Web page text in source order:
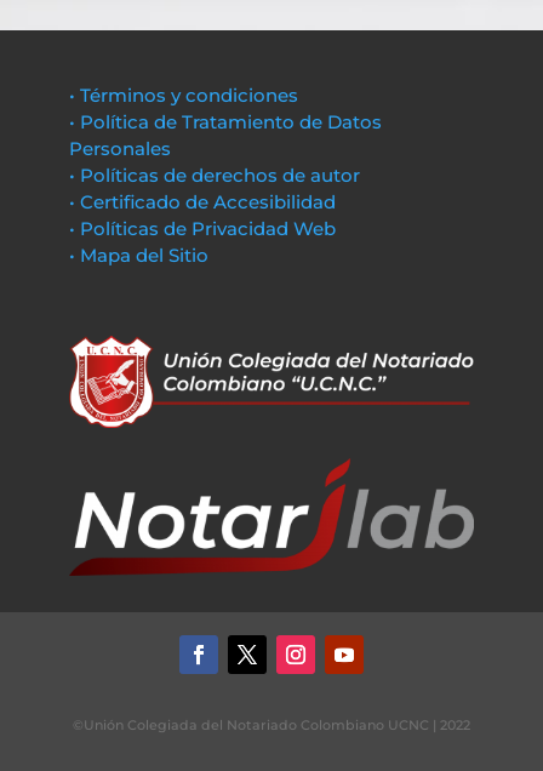
• Términos y condiciones
• Política de Tratamiento de Datos
Personales
• Políticas de derechos de autor
• Certificado de Accesibilidad
• Políticas de Privacidad Web
• Mapa del Sitio
©Unión Colegiada del Notariado Colombiano UCNC | 2022